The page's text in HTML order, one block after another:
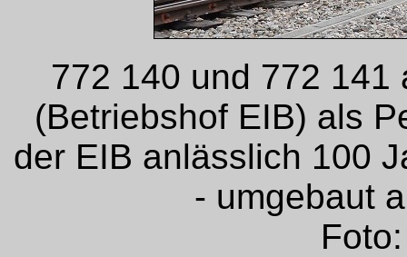
772 140 und 772 141
(Betriebshof EIB) als
der EIB anlässlich 100
- umgebaut